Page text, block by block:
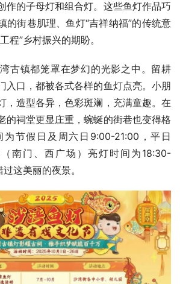
作的子母灯和组合灯。这些鱼灯作品巧
的街巷肌理、鱼灯“吉祥纳福”的传统意
程”乡村振兴的期盼。
古镇都笼罩在梦幻的光影之中。留耕
入口，都被各式各样的鱼灯点亮。小朋
，造型各异，色彩斑斓，充满童趣。在
的祠堂更显庄重，蜿蜒的街巷也变得格
节假日及周六日9:00-21:00，平日
南门、西广场）亮灯时间为18:30-
这美丽的夜景。